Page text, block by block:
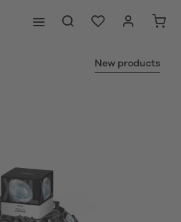
New products